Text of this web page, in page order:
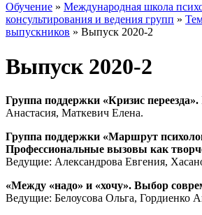
Обучение » Международная школа
консультирования и ведения групп »
выпускников » Выпуск 2020-2
Выпуск 2020-2
Группа поддержки «Кризис переезда».
Анастасия, Маткевич Елена.
Группа поддержки «Маршрут
Профессиональные вызовы как
Ведущие: Александрова Евгения,
«Между «надо» и «хочу». Выбор
Ведущие: Белоусова Ольга, Гордиенко